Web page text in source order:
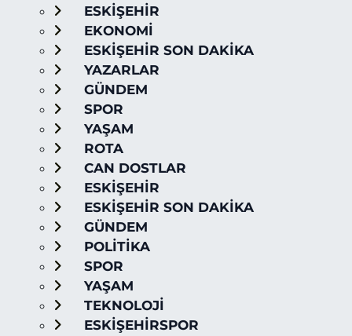
ESKİŞEHİR
EKONOMİ
ESKİŞEHİR SON DAKİKA
YAZARLAR
GÜNDEM
SPOR
YAŞAM
ROTA
CAN DOSTLAR
ESKİŞEHİR
ESKİŞEHİR SON DAKİKA
GÜNDEM
POLİTİKA
SPOR
YAŞAM
TEKNOLOJİ
ESKİŞEHİRSPOR